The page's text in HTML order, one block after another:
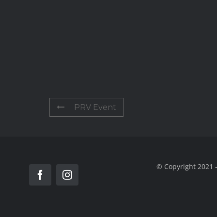
PRV Event
© Copyright 2021